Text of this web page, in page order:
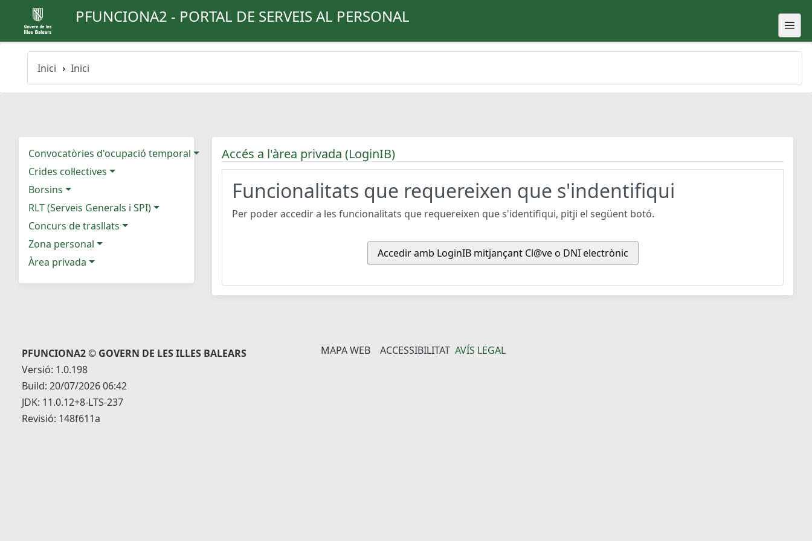
PFUNCIONA2 - PORTAL DE SERVEIS AL PERSONAL
Inici Inici
Convocatòries d'ocupació temporal
Crides col·lectives
Borsins
RLT (Serveis Generals i SPI)
Concurs de trasllats
Zona personal
Àrea privada
Accés a l'àrea privada (LoginIB)
Funcionalitats que requereixen que s'indentifiqui
Per poder accedir a les funcionalitats que requereixen que s'identifiqui, pitji el següent botó.
Accedir amb LoginIB mitjançant Cl@ve o DNI electrònic
PFUNCIONA2 © GOVERN DE LES ILLES BALEARS
Versió: 1.0.198
Build: 20/07/2026 06:42
JDK: 11.0.12+8-LTS-237
Revisió: 148f611a
MAPA WEB ACCESSIBILITAT AVÍS LEGAL